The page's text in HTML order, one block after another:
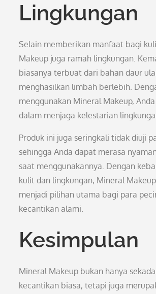
Lingkungan
Selain memberikan manfaat bagi
Makeup juga ramah lingkungan.
biasanya terbuat dari bahan daur
menghasilkan limbah berlebih.
menggunakan Mineral Makeup,
dalam menjaga kelestarian
Produk ini juga seringkali tidak diuji
sehingga Anda dapat merasa
saat menggunakannya. Dengan
kulit dan lingkungan, Mineral
menjadi pilihan utama bagi para
kecantikan alami.
Kesimpulan
Mineral Makeup bukan hanya
kecantikan biasa, tetapi juga